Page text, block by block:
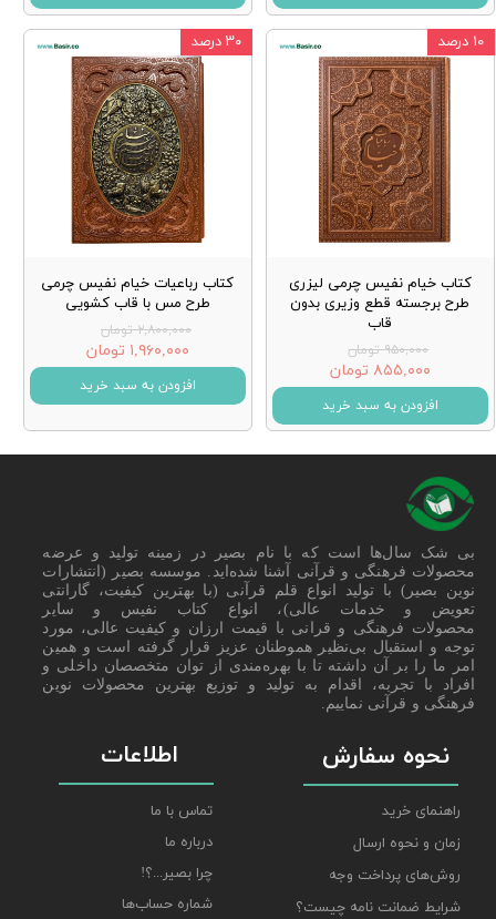
کتاب خیام نفیس چرمی لیزری
طرح برجسته قطع وزیری بدون
قاب
۹۵۰,۰۰۰ تومان
۸۵۵,۰۰۰ تومان
افزودن به سبد خرید
۱۰ درصد
کتاب رباعیات خیام نفیس چرمی
طرح مس با قاب کشویی
۲,۸۰۰,۰۰۰ تومان
۱,۹۶۰,۰۰۰ تومان
افزودن به سبد خرید
۳۰ درصد
نحوه سفارش
راهنمای خرید
زمان و نحوه ارسال
روش‌های پرداخت وجه
شرایط ضمانت نامه چیست؟
اطلاعات
تماس با ما
درباره ما
چرا بصیر...؟!
شماره حساب‌ها
بی شک سال‌ها است که با نام بصیر در زمینه تولید و عرضه
محصولات فرهنگی و قرآنی آشنا شده‌اید. موسسه بصیر (انتشارات
نوین بصیر) با تولید انواع قلم قرآنی (با بهترین کیفیت، گارانتی
تعویض و خدمات عالی)، انواع کتاب نفیس و سایر
محصولات فرهنگی و قرانی با قیمت ارزان و کیفیت عالی، مورد
توجه و استقبال بی‌نظیر هموطنان عزیز قرار گرفته است و همین
امر ما را بر آن داشته تا با بهره‌مندی از توان متخصصان داخلی و
افراد با تجربه، اقدام به تولید و توزیع بهترین محصولات نوین
فرهنگی و قرآنی نماییم.